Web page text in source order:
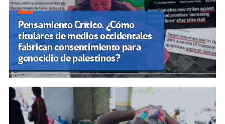
Pensamiento Crítico. ¿Cómo
titulares de medios occidentales
fabrican consentimiento para
genocidio de palestinos?